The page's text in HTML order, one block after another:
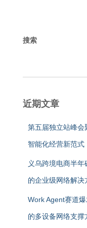
搜索
近期文章
第五届独立站峰会
智能化经营新范式
义乌跨境电商半
的企业级网络解决
Work Agent赛道
的多设备网络支撑